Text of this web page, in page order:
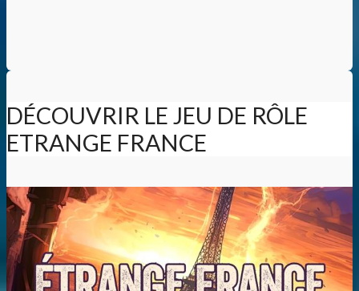
DÉCOUVRIR LE JEU DE RÔLE
ETRANGE FRANCE